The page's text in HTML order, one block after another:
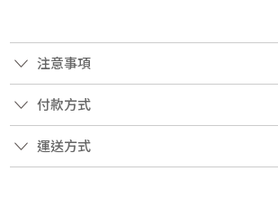
注意事項
付款方式
運送方式